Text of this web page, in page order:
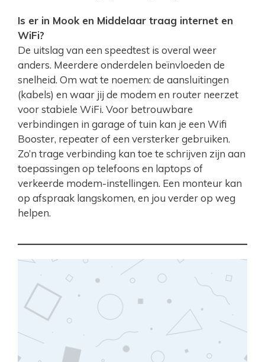
Is er in Mook en Middelaar traag internet en
WiFi?
De uitslag van een speedtest is overal weer
anders. Meerdere onderdelen beïnvloeden de
snelheid. Om wat te noemen: de aansluitingen
(kabels) en waar jij de modem en router neerzet
voor stabiele WiFi. Voor betrouwbare
verbindingen in garage of tuin kan je een Wifi
Booster, repeater of een versterker gebruiken.
Zo’n trage verbinding kan toe te schrijven zijn aan
toepassingen op telefoons en laptops of
verkeerde modem-instellingen. Een monteur kan
op afspraak langskomen, en jou verder op weg
helpen.